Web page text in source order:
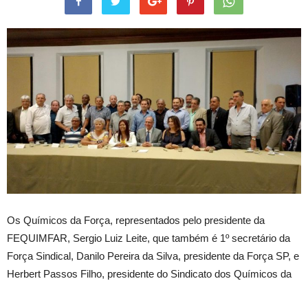
Os Químicos da Força, representados pelo presidente da
FEQUIMFAR, Sergio Luiz Leite, que também é 1º secretário da
Força Sindical, Danilo Pereira da Silva, presidente da Força SP, e
Herbert Passos Filho, presidente do Sindicato dos Químicos da